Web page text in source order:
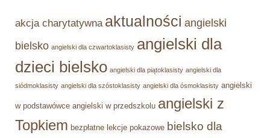
akcja charytatywna aktualności angielski
bielsko angielski dla czwartoklasisty angielski dla
dzieci bielsko angielski dla piątoklasisty angielski dla
siódmoklasisty angielski dla szóstoklasisty angielski dla ósmoklasisty angielski
w podstawówce angielski w przedszkolu angielski z
Topkiem bezpłatne lekcje pokazowe bielsko dla